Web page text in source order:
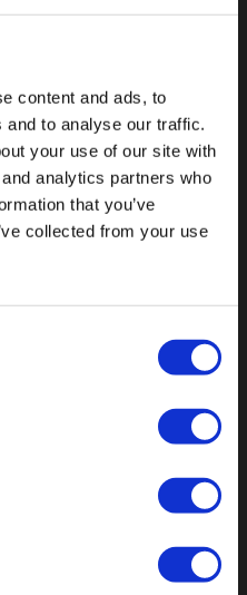
content and ads, to
to analyse our traffic.
your use of our site with
analytics partners who
that you’ve
collected from your use
CN Woerden,